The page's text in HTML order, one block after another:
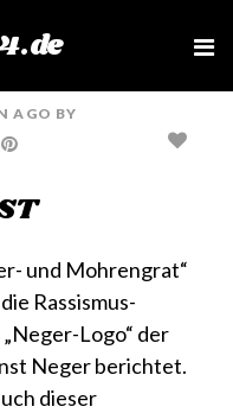
e
AGO BY
P
I
E
R
und Mohrengrat“
Rassismus-
Logo“ der
Neger berichtet.
dieser